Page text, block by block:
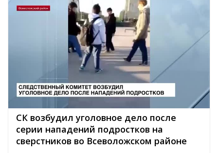
СК возбудил уголовное дело после
серии нападений подростков на
сверстников во Всеволожском районе